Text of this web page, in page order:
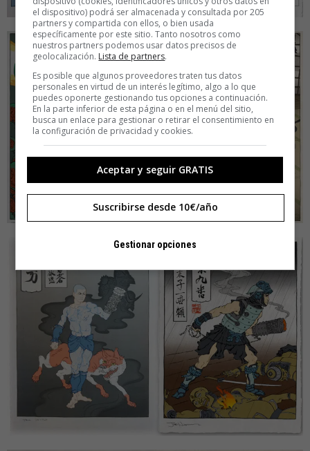
el dispositivo) podrá ser almacenada y consultada por 205
partners y compartida con ellos, o bien usada
específicamente por este sitio. Tanto nosotros como
nuestros partners podemos usar datos precisos de
geolocalización. Lista de partners.
Es posible que algunos proveedores traten tus datos
personales en virtud de un interés legítimo, algo a lo que
puedes oponerte gestionando tus opciones a continuación.
En la parte inferior de esta página o en el menú del sitio,
busca un enlace para gestionar o retirar el consentimiento en
la configuración de privacidad y cookies.
Aceptar y seguir GRATIS
Suscribirse desde 10€/año
Gestionar opciones